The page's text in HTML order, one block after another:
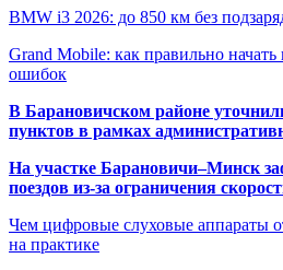
BMW i3 2026: до 850 км без
Grand Mobile: как правильно
ошибок
В Барановичском районе
пунктов в рамках
На участке Барановичи–Минск
поездов из-за ограничения
Чем цифровые слуховые аппараты
на практике